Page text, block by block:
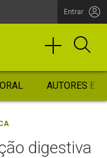
Entrar
AUTORES
digestiva